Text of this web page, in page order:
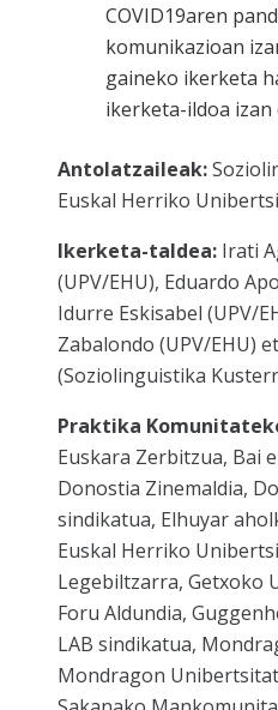
COVID19aren
komunikazioan
gaineko ikerketa
ikerketa-ildoa izan
Antolatzaileak:
Euskal Herriko
Ikerketa-taldea: Irati
(UPV/EHU), Eduardo
Idurre Eskisabel (UPV/
Zabalondo (UPV/EHU)
(Soziolinguistika
Praktika
Euskara Zerbitzua, Bai
Donostia Zinemaldia,
sindikatua, Elhuyar
Euskal Herriko
Legebiltzarra, Getxoko
Foru Aldundia,
LAB sindikatua,
Mondragon